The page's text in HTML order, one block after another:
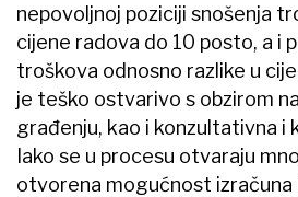
nepovoljnoj poziciji snošenja
cijene radova do 10 posto, a i
troškova odnosno razlike u
je teško ostvarivo s obzirom
građenju, kao i konzultativna i
Iako se u procesu otvaraju
otvorena mogućnost izračuna